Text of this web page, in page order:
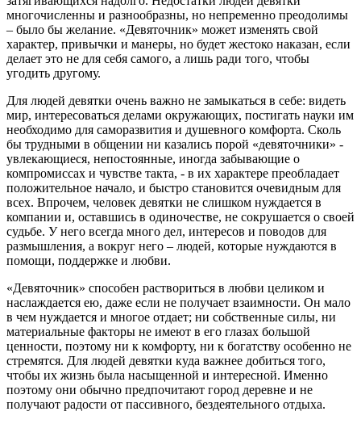
многочисленны и разнообразны, но непременно преодолимы
– было бы желание. «Девяточник» может изменять свой
характер, привычки и манеры, но будет жестоко наказан, если
делает это не для себя самого, а лишь ради того, чтобы
угодить другому.
Для людей девятки очень важно не замыкаться в себе: видеть
мир, интересоваться делами окружающих, постигать науки им
необходимо для саморазвития и душевного комфорта. Сколь
бы трудными в общении ни казались порой «девяточники» -
увлекающиеся, непостоянные, иногда забывающие о
компромиссах и чувстве такта, - в их характере преобладает
положительное начало, и быстро становится очевидным для
всех. Впрочем, человек девятки не слишком нуждается в
компании и, оставшись в одиночестве, не сокрушается о своей
судьбе. У него всегда много дел, интересов и поводов для
размышления, а вокруг него – людей, которые нуждаются в
помощи, поддержке и любви.
«Девяточник» способен раствориться в любви целиком и
наслаждается ею, даже если не получает взаимности. Он мало
в чем нуждается и многое отдает; ни собственные силы, ни
материальные факторы не имеют в его глазах большой
ценности, поэтому ни к комфорту, ни к богатству особенно не
стремятся. Для людей девятки куда важнее добиться того,
чтобы их жизнь была насыщенной и интересной. Именно
поэтому они обычно предпочитают город деревне и не
получают радости от пассивного, бездеятельного отдыха.